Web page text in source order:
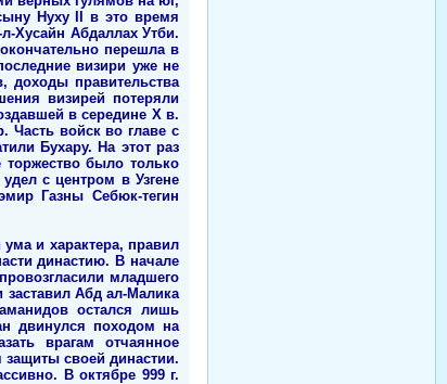
Нуху II в это время
Хусайн Абдаллах Утби.
перешла в
визири уже не
доходы правительства
визирей потеряли
в середине Х в.
Часть войск во главе с
Бухару. На этот раз
торжество было только
с центром в Узгене
Газны Себюк-тегин
и характера, правил
династию. В начале
младшего
Абд ал-Малика
остался лишь
двинулся походом на
врагам отчаянное
защиты своей династии.
В октябре 999 г.